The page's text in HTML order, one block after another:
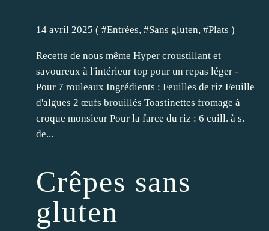
14 avril 2025 ( #Entrées, #Sans gluten, #Plats )
Recette de nous même Hyper croustillant et
savoureux à l'intérieur top pour un repas léger -
Pour 7 rouleaux Ingrédients : Feuilles de riz Feuille
d'algues 2 œufs brouillés Toastinettes fromage à
croque monsieur Pour la farce du riz : 6 cuill. à s.
de...
Crêpes sans
gluten